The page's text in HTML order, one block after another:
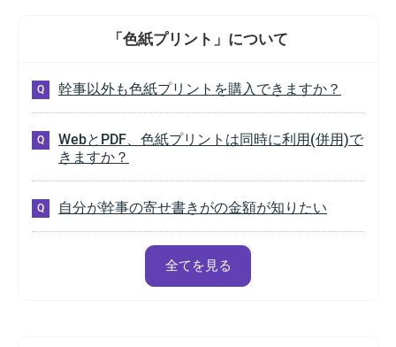
「色紙プリント」 について
幹事以外も色紙プリントを購入できますか？
WebとPDF、色紙プリントは同時に利用(併用)で
きますか？
自分が幹事の寄せ書きがの金額が知りたい
全てを見る